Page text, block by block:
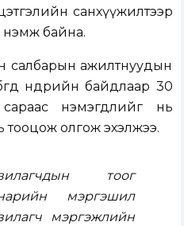
санхүүжилтээр
байна.
салбарын ажилтнуудын
өнөөдрийн байдлаар 30
нэмэгдлийг нь
тооцож олгож эхэлжээ.
тоог
мэргэшил
мэргэжлийн